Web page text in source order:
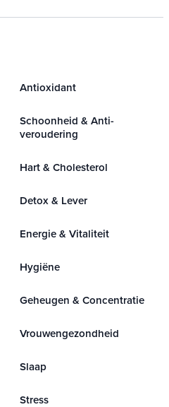
Antioxidant
Schoonheid & Anti-
veroudering
Hart & Cholesterol
Detox & Lever
Energie & Vitaliteit
Hygiëne
Geheugen & Concentratie
Vrouwengezondheid
Slaap
Stress